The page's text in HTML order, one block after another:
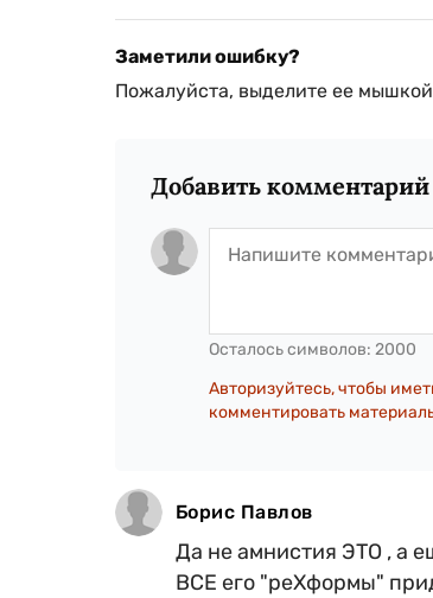
Заметили ошибку?
Пожалуйста, выделите ее
Добавить комментарий
Осталось символов: 2000
Авторизуйтесь, чтобы
комментировать
Борис Павлов
Да не амнистия ЭТО , а
ВСЕ его "реХформы"